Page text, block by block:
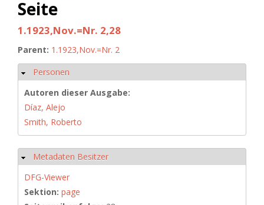
Seite
1.1923,Nov.=Nr. 2,28
Parent: 1.1923,Nov.=Nr. 2
Ausblenden
Personen
Autoren dieser Ausgabe:
Díaz, Alejo
Smith, Roberto
Ausblenden
Metadaten Besitzer
DFG-Viewer
Sektion: page